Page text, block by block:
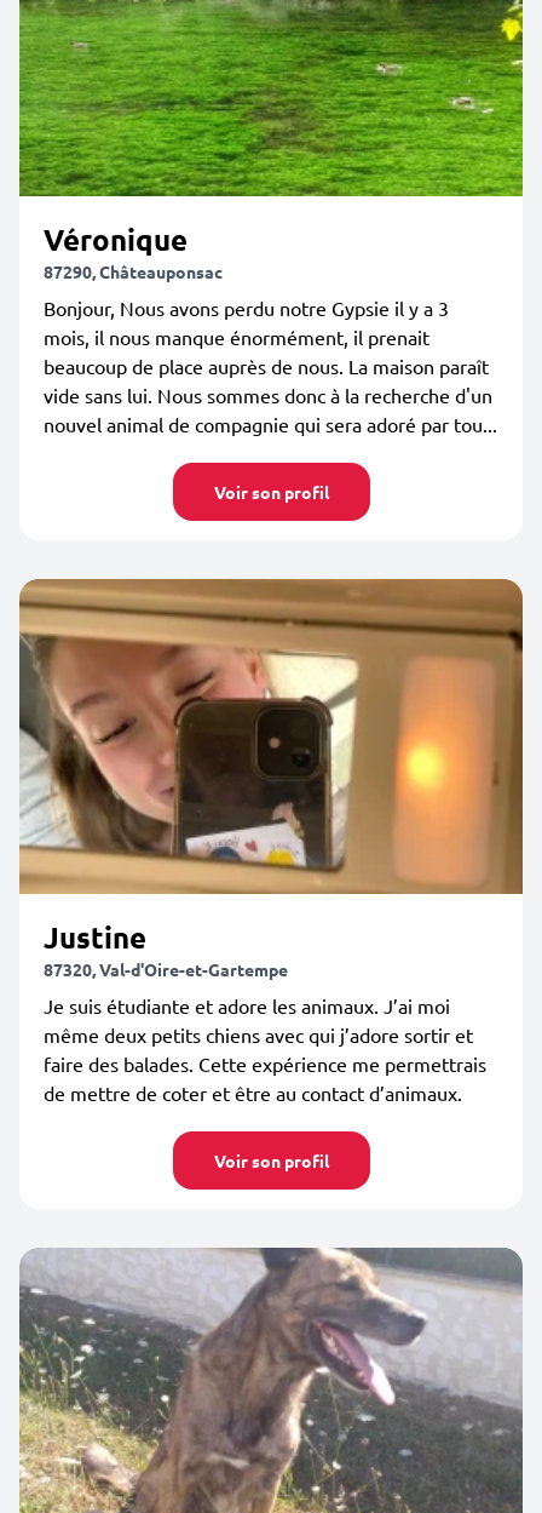
Véronique
87290, Châteauponsac
Bonjour, Nous avons perdu notre Gypsie il y a 3
mois, il nous manque énormément, il prenait
beaucoup de place auprès de nous. La maison paraît
vide sans lui. Nous sommes donc à la recherche d'un
nouvel animal de compagnie qui sera adoré par tou...
Voir son profil
Justine
87320, Val-d'Oire-et-Gartempe
Je suis étudiante et adore les animaux. J’ai moi
même deux petits chiens avec qui j’adore sortir et
faire des balades. Cette expérience me permettrais
de mettre de coter et être au contact d’animaux.
Voir son profil